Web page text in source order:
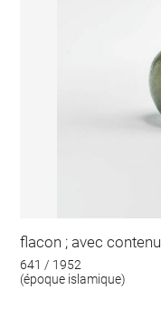
flacon ; avec contenu
641 / 1952
(époque islamique)